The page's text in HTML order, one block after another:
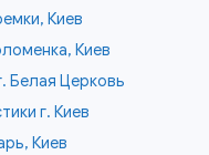
Киев
Киев
Белая Церковь
г. Киев
Киев